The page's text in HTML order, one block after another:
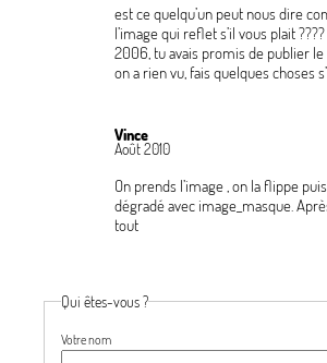
est ce quelqu’un peut nous dire
l’image qui reflet s’il vous plait
2006, tu avais promis de publier le
on a rien vu, fais quelques choses
Vince
Août 2010
On prends l’image , on la flippe
dégradé avec image_masque.
tout
Qui êtes-vous ?
Votre nom